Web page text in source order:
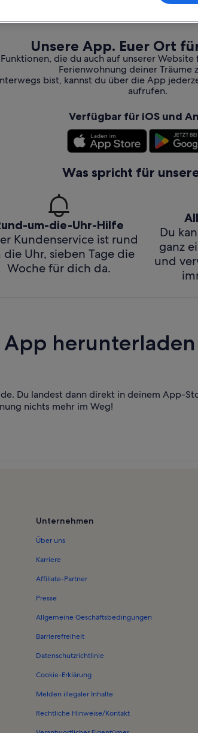
Unsere App. Euer Ort
die du auch auf unserer
Ferienwohnung deiner Träume
bist, kannst du über die App
aufrufen.
Verfügbar für iOS und
Was spricht für
um-die-Uhr-Hilfe
Kundenservice ist rund
die Uhr, sieben Tage die
Woche für dich da.
Du
ganz
und
App herunterladen
Du landest dann direkt in deinem App-
nichts mehr im Weg!
Unternehmen
Über uns
Karriere
Affiliate-Partner
Presse
Allgemeine Geschäftsbedingungen
Barrierefreiheit
Datenschutzrichtlinie
Cookie-Erklärung
Melden illegaler Inhalte
Rechtliche Hinweise/Kontakt